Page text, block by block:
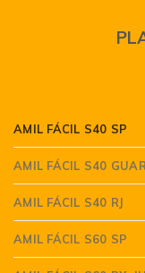
AMIL FÁCIL S40 SP
AMIL FÁCIL S40
AMIL FÁCIL S40 RJ
AMIL FÁCIL S60 SP